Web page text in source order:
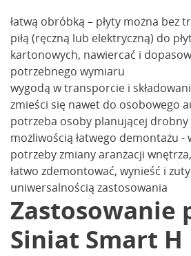
łatwą obróbką – płyty można bez
piłą (ręczną lub elektryczną) do
kartonowych, nawiercać i
potrzebnego wymiaru
wygodą w transporcie i
zmieści się nawet do osobowego
potrzeba osoby planującej
możliwością łatwego demontażu -
potrzeby zmiany aranżacji
łatwo zdemontować, wynieść i
uniwersalnością zastosowania
Zastosowanie
Siniat Smart H